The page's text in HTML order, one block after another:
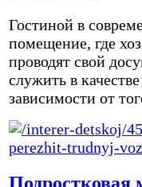
Гостиной в
помещение, где
проводят свой
служить в
зависимости от
Подростковая